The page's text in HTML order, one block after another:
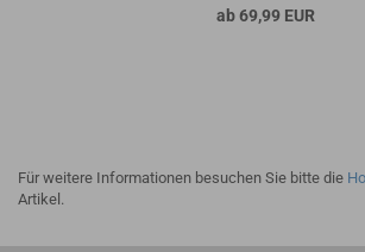
ab 69,99 EUR
Für weitere Informationen besuchen Sie bitte die
Artikel.